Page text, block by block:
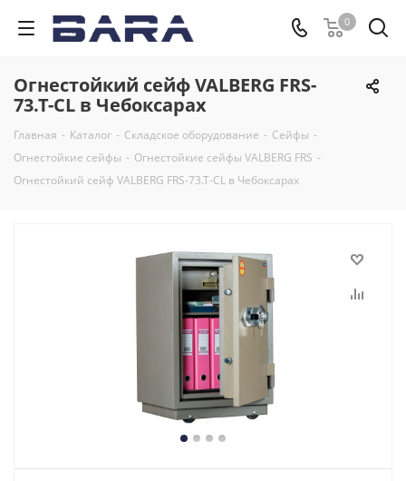
0
Огнестойкий сейф VALBERG FRS-
73.T-CL в Чебоксарах
Главная - Каталог - Складское оборудование - Сейфы -
Огнестойкие сейфы - Огнестойкие сейфы VALBERG FRS -
Огнестойкий сейф VALBERG FRS-73.T-CL в Чебоксарах